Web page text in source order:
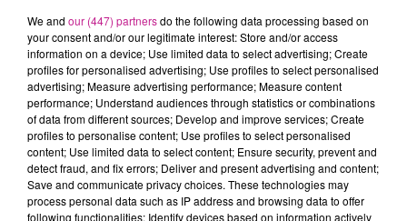
Nous recherchons pour notre client un MONTEUR H/F.
Votre mission principale sera d'effectuer des opérations
d'assemblage de pièces détachées selon un plan ou
nomenclature en respectant les règles de sécurité et les
spécifications techniques.
Pour cela, vous aura en charges:
effectuer des opérations d'assemblage sur un poste de
montage en suivant un planning de production
We and our (447) partnersdo the following data processing based on
your consent and/or our legitimate interest: Store and/or access
information on a device; Use limited data to select advertising; Create
profiles for personalised advertising; Use profiles to select personalised
advertising; Measure advertising performance; Measure content
performance; Understand audiences through statistics or combinations
of data from different sources; Develop and improve services; Create
profiles to personalise content; Use profiles to select personalised
content; Use limited data to select content; Ensure security, prevent and
detect fraud, and fix errors; Deliver and present advertising and content;
Save and communicate privacy choices. These technologies may
process personal data such as IP address and browsing data to offer
following functionalities: Identify devices based on information actively